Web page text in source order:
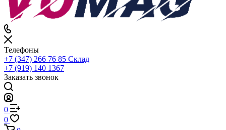
Телефоны
+7 (347) 266 76 85 Склад
+7 (919) 140 1367
Заказать звонок
0
0